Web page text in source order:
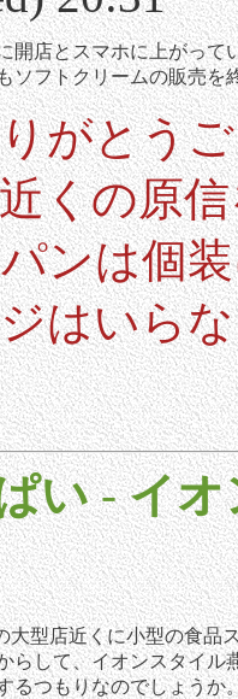
開店とスマホに上がって
ソフトクリームの販売を
がとう
くの原
ンは個
はいら
い-イオ
大型店近くに小型の食品
らして、イオンスタイ
るつもりなのでしょうか